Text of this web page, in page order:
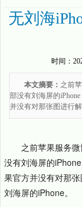
无刘海
时间：
本文摘要： 之前
部没有刘海屏的
并没有对那张图进行
之前苹果服务
没有刘海屏的
果官方并没有对那
刘海屏的iPhone。